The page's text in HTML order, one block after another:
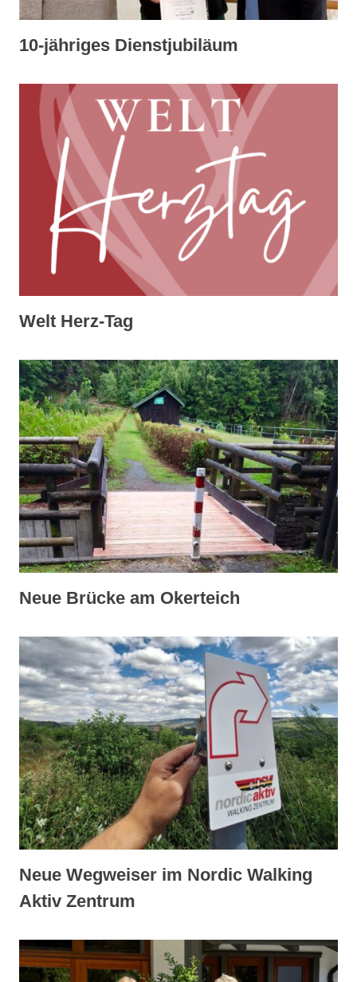
10-jähriges Dienstjubiläum
Welt Herz-Tag
Neue Brücke am Okerteich
Neue Wegweiser im Nordic Walking
Aktiv Zentrum